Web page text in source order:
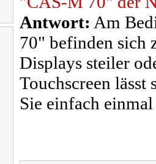
Antwort: Am
70" befinden sich
Displays steiler
Touchscreen
Sie einfach